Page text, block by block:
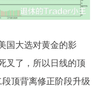
国大选对黄金的影
叉了，所以日线的顶
顶背离修正阶段升级